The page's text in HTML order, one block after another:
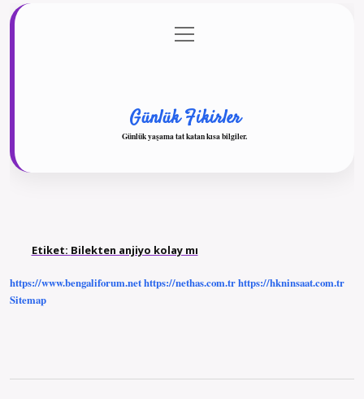
Gizlilik Politikası
menüyü
aç
Günlük Fikirler
Günlük yaşama tat katan kısa bilgiler.
Etiket: Bilekten anjiyo kolay mı
https://www.bengaliforum.nethttps://nethas.com.trhttps://hkninsaat.com.tr
Sitemap